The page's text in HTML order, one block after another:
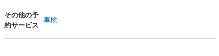
その他の予
約サービス
車検